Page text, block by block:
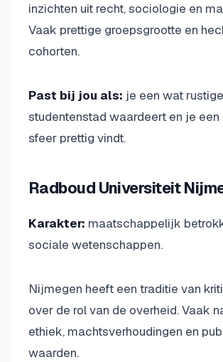
inzichten uit recht, sociologie en
Vaak prettige groepsgrootte en
cohorten.
Past bij jou als: je een wat
studentenstad waardeert en je
sfeer prettig vindt.
Radboud Universiteit
Karakter: maatschappelijk
sociale wetenschappen.
Nijmegen heeft een traditie van
over de rol van de overheid. Vaak
ethiek, machtsverhoudingen en
waarden.